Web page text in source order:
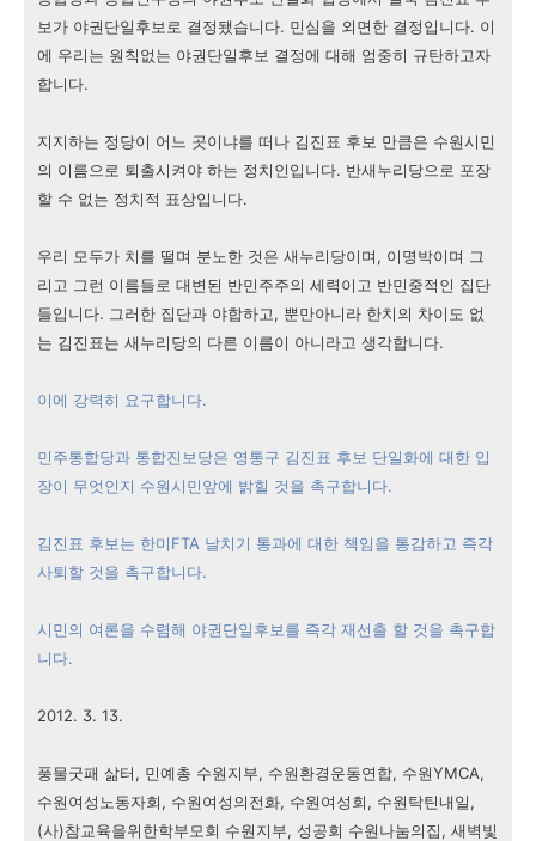
보가 야권단일후보로 결정됐습니다. 민심을 외면한 결정입니다. 이
에 우리는 원칙없는 야권단일후보 결정에 대해 엄중히 규탄하고자
합니다.
지지하는 정당이 어느 곳이냐를 떠나 김진표 후보 만큼은 수원시민
의 이름으로 퇴출시켜야 하는 정치인입니다. 반새누리당으로 포장
할 수 없는 정치적 표상입니다.
우리 모두가 치를 떨며 분노한 것은 새누리당이며, 이명박이며 그
리고 그런 이름들로 대변된 반민주주의 세력이고 반민중적인 집단
들입니다. 그러한 집단과 야합하고, 뿐만아니라 한치의 차이도 없
는 김진표는 새누리당의 다른 이름이 아니라고 생각합니다.
이에 강력히 요구합니다.
민주통합당과 통합진보당은 영통구 김진표 후보 단일화에 대한 입
장이 무엇인지 수원시민앞에 밝힐 것을 촉구합니다.
김진표 후보는 한미FTA 날치기 통과에 대한 책임을 통감하고 즉각
사퇴할 것을 촉구합니다.
시민의 여론을 수렴해 야권단일후보를 즉각 재선출 할 것을 촉구합
니다.
2012. 3. 13.
풍물굿패 삶터, 민예총 수원지부, 수원환경운동연합, 수원YMCA,
수원여성노동자회, 수원여성의전화, 수원여성회, 수원탁틴내일,
(사)참교육을위한학부모회 수원지부, 성공회 수원나눔의집, 새벽빛